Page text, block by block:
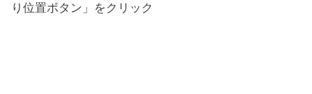
り位置ボタン」をクリック